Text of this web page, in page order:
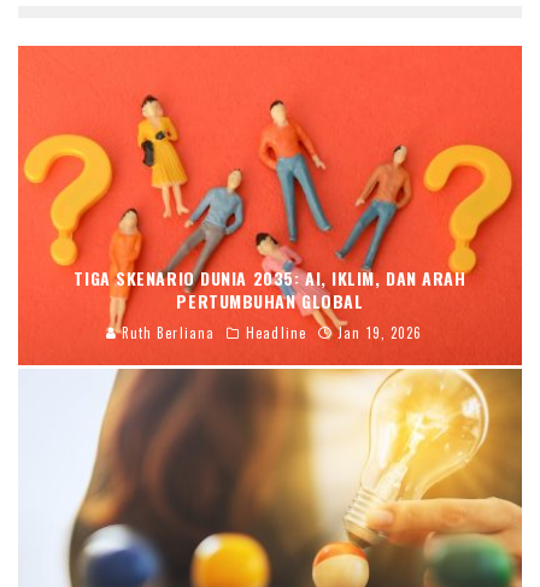
TIGA SKENARIO DUNIA 2035: AI, IKLIM, DAN ARAH
PERTUMBUHAN GLOBAL
Ruth Berliana Headline Jan 19, 2026